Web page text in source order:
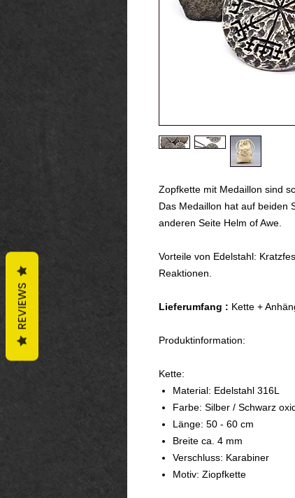
Zopfkette mit Medaillon sind
Das Medaillon hat auf beiden
anderen Seite Helm of Awe.
Vorteile von Edelstahl:
Reaktionen.
Lieferumfang : Kette +
Produktinformation:
Kette:
Material: Edelstahl 316L
Farbe: Silber / Schwarz
Länge: 50 - 60 cm
Breite ca. 4 mm
Verschluss: Karabiner
Motiv: Ziopfkette
REVIEWS